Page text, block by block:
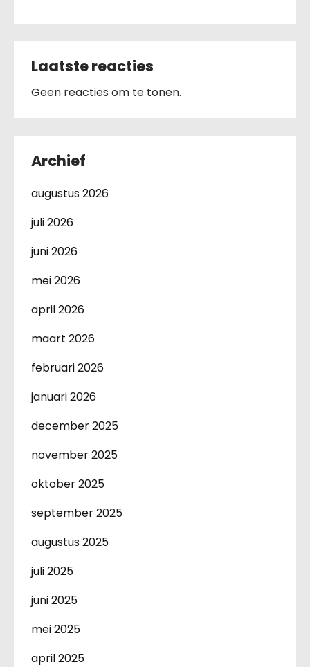
Laatste reacties
Geen reacties om te tonen.
Archief
augustus 2026
juli 2026
juni 2026
mei 2026
april 2026
maart 2026
februari 2026
januari 2026
december 2025
november 2025
oktober 2025
september 2025
augustus 2025
juli 2025
juni 2025
mei 2025
april 2025